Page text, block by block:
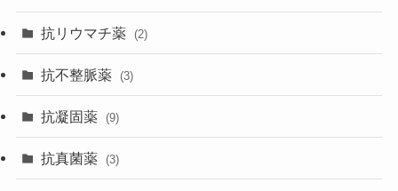
抗リウマチ薬 (2)
抗不整脈薬 (3)
抗凝固薬 (9)
抗真菌薬 (3)